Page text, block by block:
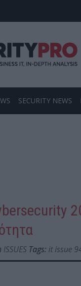
SECURITY NEWS
ISSUES Tags: it issue